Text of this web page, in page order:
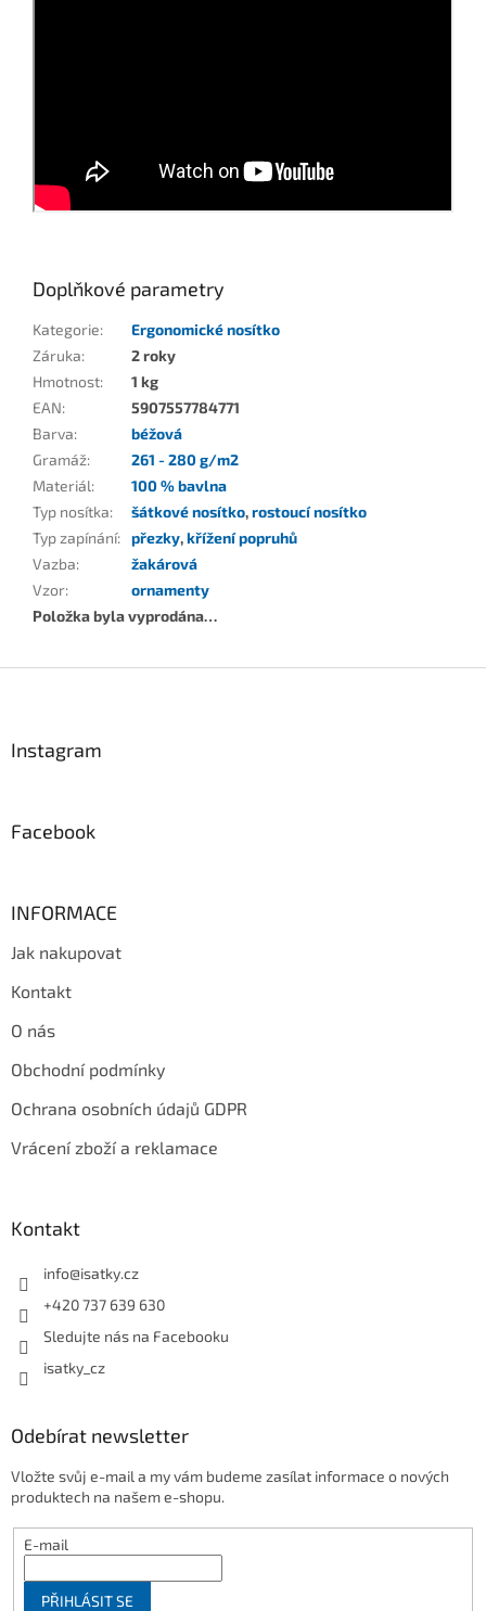
Doplňkové parametry
Kategorie:
Ergonomické nosítko
Záruka:
2 roky
Hmotnost:
1 kg
EAN:
5907557784771
Barva:
béžová
Gramáž:
261 - 280 g/m2
Materiál:
100 % bavlna
Typ nosítka: šátkové nosítko,rostoucí nosítko
Typ zapínání: přezky,křížení popruhů
Vazba:
žakárová
Vzor:
ornamenty
Položka byla vyprodána…
Instagram
Facebook
INFORMACE
Jak nakupovat
Kontakt
O nás
Obchodní podmínky
Ochrana osobních údajů GDPR
Vrácení zboží a reklamace
Kontakt
info@isatky.cz
+420 737 639 630
Sledujte nás na Facebooku
isatky_cz
Odebírat newsletter
Vložte svůj e-mail a my vám budeme zasílat informace o nových
produktech na našem e-shopu.
E-mail
PŘIHLÁSIT SE